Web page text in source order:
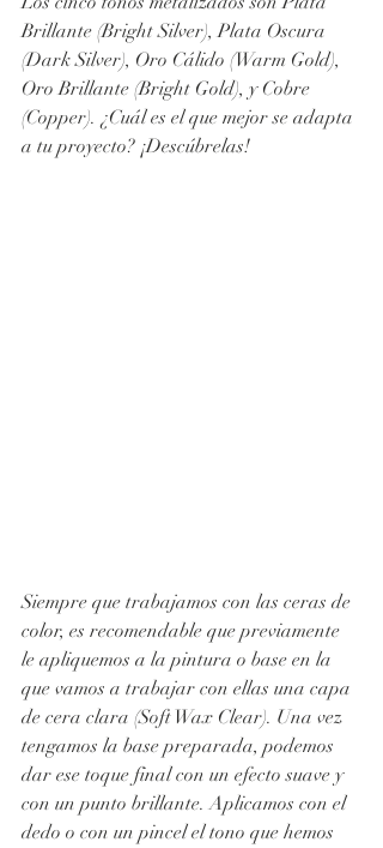
Brillante (Bright Silver), Plata Oscura
(Dark Silver), Oro Cálido (Warm Gold),
Oro Brillante (Bright Gold), y Cobre
(Copper). ¿Cuál es el que mejor se adapta
a tu proyecto? ¡Descúbrelas!
Siempre que trabajamos con las ceras de
color, es recomendable que previamente
le apliquemos a la pintura o base en la
que vamos a trabajar con ellas una capa
de cera clara (Soft Wax Clear). Una vez
tengamos la base preparada, podemos
dar ese toque final con un efecto suave y
con un punto brillante. Aplicamos con el
dedo o con un pincel el tono que hemos